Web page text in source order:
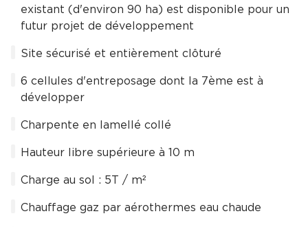
existant (d'environ 90 ha) est disponible pour un
futur projet de développement
Site sécurisé et entièrement clôturé
6 cellules d'entreposage dont la 7ème est à
développer
Charpente en lamellé collé
Hauteur libre supérieure à 10 m
Charge au sol : 5T / m²
Chauffage gaz par aérothermes eau chaude